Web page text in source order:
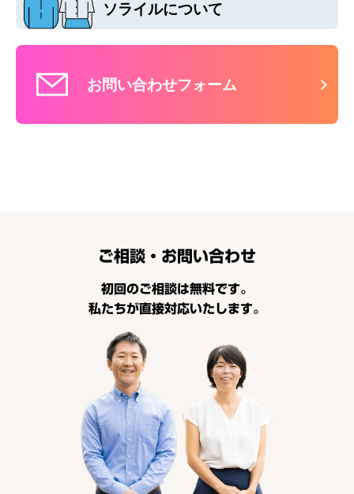
ソライルについて
お問い合わせフォーム
初回のご相談は無料です。
私たちが直接対応いたします。
ご相談・お問い合わせ